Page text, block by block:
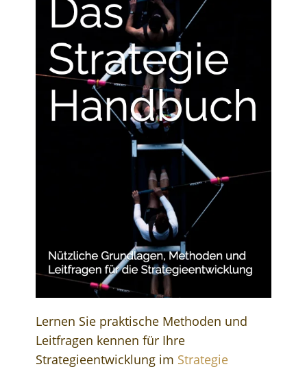
Lernen Sie praktische Methoden und
Leitfragen kennen für Ihre
Strategieentwicklung im Strategie